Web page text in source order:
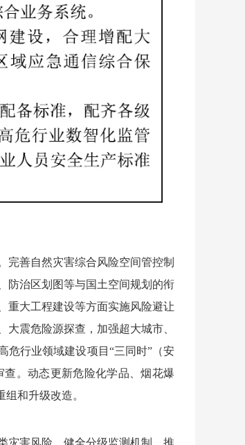
完善自然灾害综合风险空间管控制
防治区划图等与国土空间规划的衔
重大工程建设等方面实施风险避让
震危险源探查，加强超大城市、
危行业领域建设项目“三同时”（安
。动态更新危险化学品、烟花爆
和升级改造。